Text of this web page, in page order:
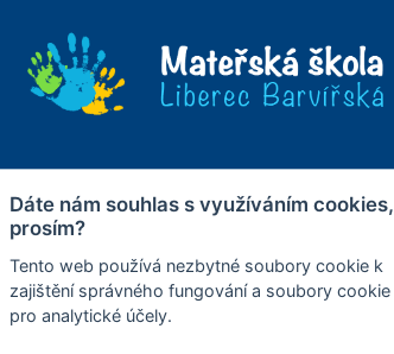
Dáte nám souhlas s využíváním cookies,
prosím?
Tento web používá nezbytné soubory cookie k
zajištění správného fungování a soubory cookie
pro analytické účely.